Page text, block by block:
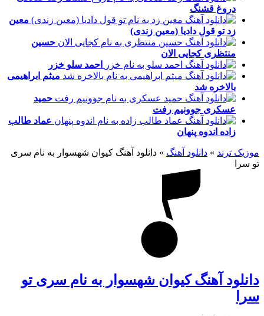
دروغ قشنگ
معین
زدتو قول دادیا (معین زندی)
حسین
منتظریکجایی الان
احمد سلو خزر
میثم ابراهیمی
بالاخره شد
حمید
عسکری جوونیم رفت
عماد طالب
زاده اندوه پنهان
موزیک ترند » دانلود آهنگ » دانلود آهنگ کیوان شهسوار به نام سری
تو سرا
دانلود آهنگ کیوان شهسوار به نام سری تو
سرا